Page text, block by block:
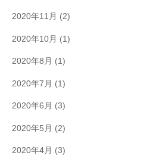
2020年11月 (2)
2020年10月 (1)
2020年8月 (1)
2020年7月 (1)
2020年6月 (3)
2020年5月 (2)
2020年4月 (3)